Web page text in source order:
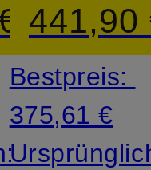
441,90
Bestpreis:
375,61 €